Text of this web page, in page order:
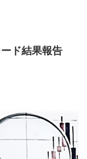
ド結果報告